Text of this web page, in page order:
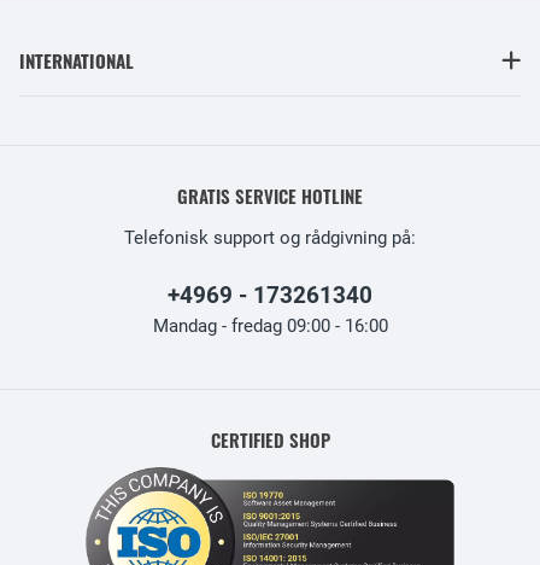
INTERNATIONAL
GRATIS SERVICE HOTLINE
Telefonisk support og rådgivning på:
+4969 - 173261340
Mandag - fredag 09:00 - 16:00
CERTIFIED SHOP